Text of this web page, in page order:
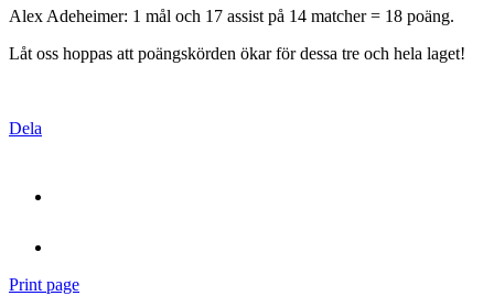
Alex Adeheimer: 1 mål och 17 assist på 14 matcher = 18 poäng.
Låt oss hoppas att poängskörden ökar för dessa tre och hela laget!
Dela
Print page